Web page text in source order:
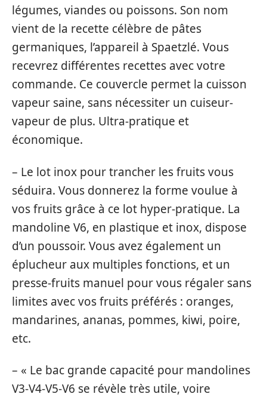
légumes, viandes ou poissons. Son nom
vient de la recette célèbre de pâtes
germaniques, l’appareil à Spaetzlé. Vous
recevrez différentes recettes avec votre
commande. Ce couvercle permet la cuisson
vapeur saine, sans nécessiter un cuiseur-
vapeur de plus. Ultra-pratique et
économique.
– Le lot inox pour trancher les fruits vous
séduira. Vous donnerez la forme voulue à
vos fruits grâce à ce lot hyper-pratique. La
mandoline V6, en plastique et inox, dispose
d’un poussoir. Vous avez également un
éplucheur aux multiples fonctions, et un
presse-fruits manuel pour vous régaler sans
limites avec vos fruits préférés : oranges,
mandarines, ananas, pommes, kiwi, poire,
etc.
– « Le bac grande capacité pour mandolines
V3-V4-V5-V6 se révèle très utile, voire